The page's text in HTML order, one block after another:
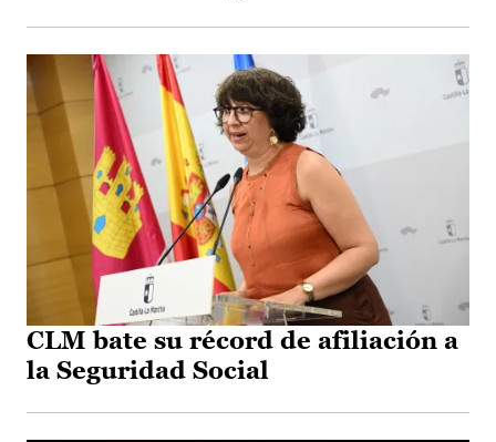
CLM bate su récord de afiliación a
la Seguridad Social